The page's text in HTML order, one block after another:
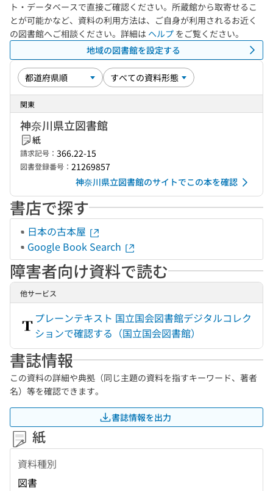
ト・データベースで直接ご確認ください。所蔵館から取寄せるこ
とが可能かなど、資料の利用方法は、ご自身が利用されるお近く
の図書館へご相談ください。詳細は ヘルプ をご覧ください。
地域の図書館を設定する
関東
神奈川県立図書館
紙
請求記号： 366.22-15
図書登録番号： 21269857
神奈川県立図書館のサイトでこの本を確認
書店で探す
日本の古本屋
Google Book Search
障害者向け資料で読む
他サービス
プレーンテキスト 国立国会図書館デジタルコレク
ションで確認する（国立国会図書館）
書誌情報
この資料の詳細や典拠（同じ主題の資料を指すキーワード、著者
名）等を確認できます。
書誌情報を出力
紙
資料種別
図書